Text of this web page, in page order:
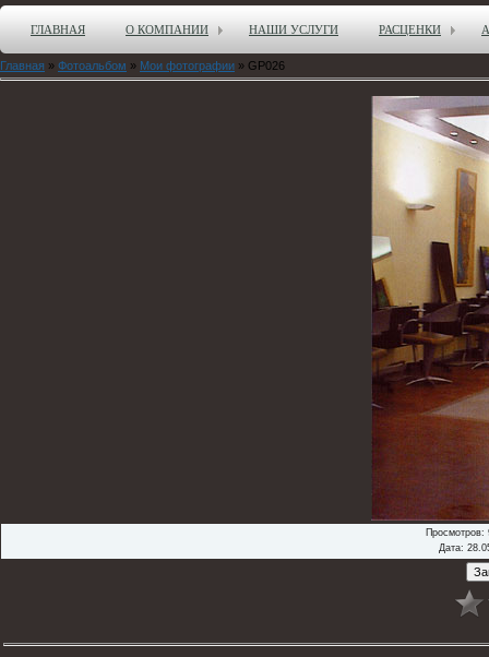
ГЛАВНАЯ О КОМПАНИИ НАШИ УСЛУГИ РАСЦЕНКИ
Главная » Фотоальбом » Мои фотографии » GP026
Просмотров:
Дата: